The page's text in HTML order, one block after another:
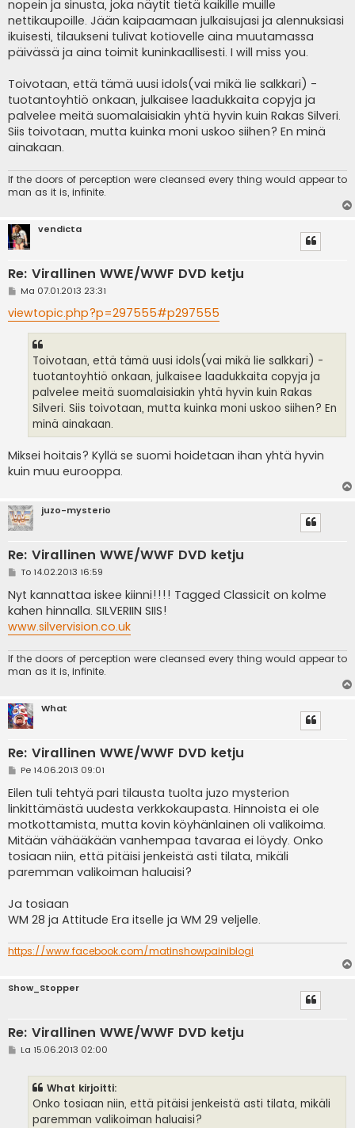
nopein ja sinusta, joka näytit tietä kaikille muille
nettikaupoille. Jään kaipaamaan julkaisujasi ja alennuksiasi
ikuisesti, tilaukseni tulivat kotiovelle aina muutamassa
päivässä ja aina toimit kuninkaallisesti. I will miss you.
Toivotaan, että tämä uusi idols(vai mikä lie salkkari) -
tuotantoyhtiö onkaan, julkaisee laadukkaita copyja ja
palvelee meitä suomalaisiakin yhtä hyvin kuin Rakas Silveri.
Siis toivotaan, mutta kuinka moni uskoo siihen? En minä
ainakaan.
If the doors of perception were cleansed every thing would appear to
man as it is, infinite.
vendicta
Re: Virallinen WWE/WWF DVD ketju
V
e
s
Ma 07.01.2013 23:31
viewtopic.php?p=297555#p297555
Toivotaan, että tämä uusi idols(vai mikä lie salkkari) -
tuotantoyhtiö onkaan, julkaisee laadukkaita copyja ja
palvelee meitä suomalaisiakin yhtä hyvin kuin Rakas
Silveri. Siis toivotaan, mutta kuinka moni uskoo siihen? En
minä ainakaan.
Miksei hoitais? Kyllä se suomi hoidetaan ihan yhtä hyvin
kuin muu eurooppa.
juzo-mysterio
Re: Virallinen WWE/WWF DVD ketju
V
e
s
t
i
To 14.02.2013 16:59
Nyt kannattaa iskee kiinni!!!! Tagged Classicit on kolme
kahen hinnalla. SILVERIIN SIIS!
www.silvervision.co.uk
If the doors of perception were cleansed every thing would appear to
man as it is, infinite.
What
Re: Virallinen WWE/WWF DVD ketju
V
e
s
t
i
Pe 14.06.2013 09:01
Eilen tuli tehtyä pari tilausta tuolta juzo mysterion
linkittämästä uudesta verkkokaupasta. Hinnoista ei ole
motkottamista, mutta kovin köyhänlainen oli valikoima.
Mitään vähääkään vanhempaa tavaraa ei löydy. Onko
tosiaan niin, että pitäisi jenkeistä asti tilata, mikäli
paremman valikoiman haluaisi?
Ja tosiaan
WM 28 ja Attitude Era itselle ja WM 29 veljelle.
https://www.facebook.com/matinshowpainiblogi
Show_Stopper
Re: Virallinen WWE/WWF DVD ketju
VLa 15.06.2013 02:00
What kirjoitti:
Onko tosiaan niin, että pitäisi jenkeistä asti tilata, mikäli
paremman valikoiman haluaisi?